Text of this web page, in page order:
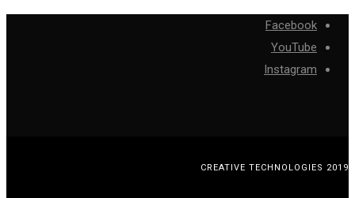
Facebook
YouTube
Instagram
CREATIVE TECHNOLOGIES 2019